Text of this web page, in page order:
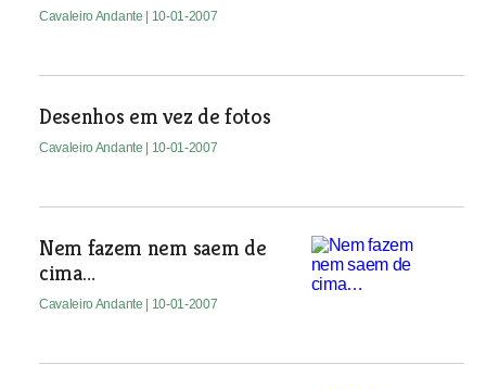
Cavaleiro Andante | 10-01-2007
Desenhos em vez de fotos
Cavaleiro Andante | 10-01-2007
Nem fazem nem saem de
cima…
Cavaleiro Andante | 10-01-2007